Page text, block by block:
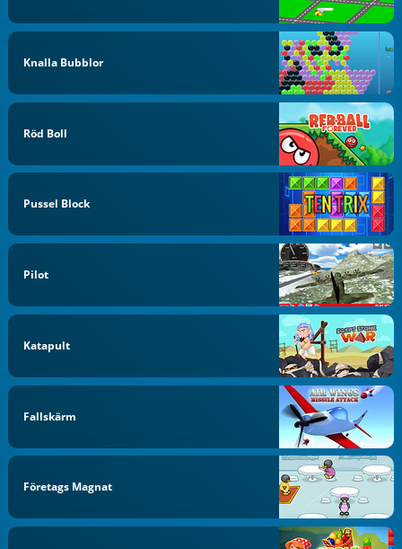
Knalla Bubblor
Röd Boll
Pussel Block
Pilot
Katapult
Fallskärm
Företags Magnat